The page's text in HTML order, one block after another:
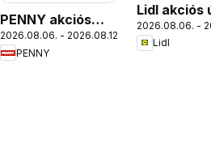
PENNY akciós
újság
2026.08.06. - 2026.08.12.
PENNY
Lidl akciós
2026.08.06. -
Lidl